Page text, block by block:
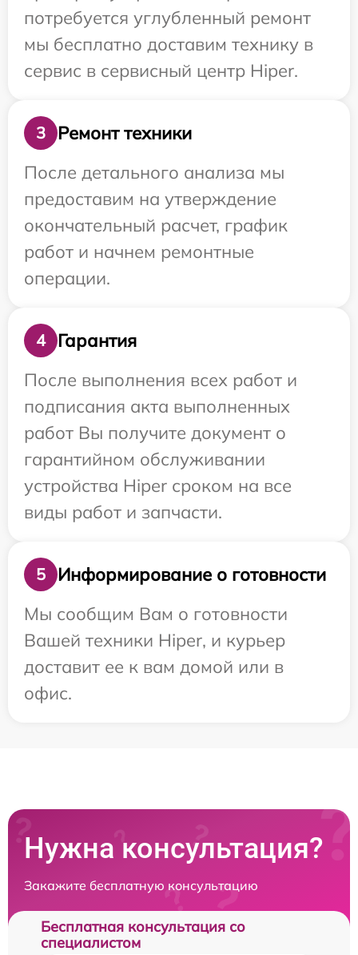
потребуется углубленный ремонт
мы бесплатно доставим технику в
сервис в сервисный центр Hiper.
3
Ремонт техники
После детального анализа мы
предоставим на утверждение
окончательный расчет, график
работ и начнем ремонтные
операции.
4
Гарантия
После выполнения всех работ и
подписания акта выполненных
работ Вы получите документ о
гарантийном обслуживании
устройства Hiper сроком на все
виды работ и запчасти.
5
Информирование о готовности
Мы сообщим Вам о готовности
Вашей техники Hiper, и курьер
доставит ее к вам домой или в
офис.
Нужна консультация?
Закажите бесплатную консультацию
Бесплатная консультация со
специалистом